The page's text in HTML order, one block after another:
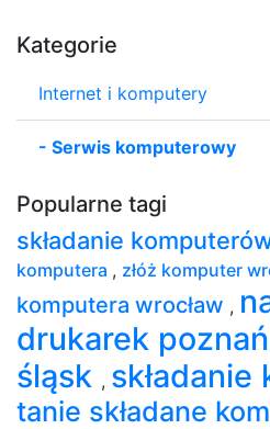
Kategorie
Internet i komputery
- Serwis komputerowy
Popularne tagi
składanie
komputera , złóż komputer
komputera wrocław ,
drukarek poznań
śląsk ,
tanie składane